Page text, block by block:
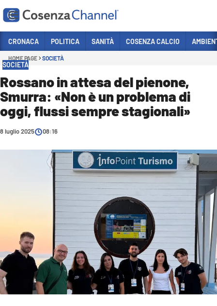
Sezioni
POLITICA
COSENZA CALCIO
ECONOMIA E LAVORO
Streaming
LAC TV
LAC NETWORK
LAC ONAIR
CRONACA POLITICA SANITÀ COSENZA CALCIO
HOME PAGE SOCIETÀ
SOCIETÀ
Rossano in attesa del pienone,
Smurra: «Non è un problema di
oggi, flussi sempre stagionali»
8 luglio 2025 08:16